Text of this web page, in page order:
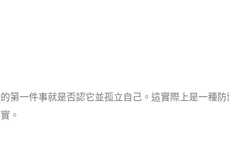
第一件事就是否認它並孤立自己。這實際上是一種
。